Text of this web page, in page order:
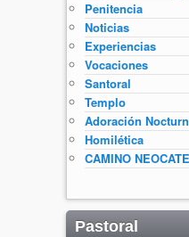
Penitencia
Noticias
Experiencias
Vocaciones
Santoral
Templo
Adoración
Homilética
CAMINO
Pastoral